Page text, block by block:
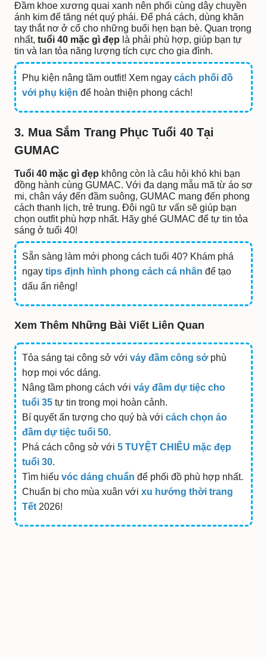
Đầm khoe xương quai xanh nên phối cùng dây chuyền
ánh kim để tăng nét quý phái. Để phá cách, dùng khăn
tay thắt nơ ở cổ cho những buổi hẹn bạn bè. Quan trọng
nhất, tuổi 40 mặc gì đẹp là phải phù hợp, giúp bạn tự
tin và lan tỏa năng lượng tích cực cho gia đình.
Phụ kiện nâng tầm outfit! Xem ngaycách phối đồ
với phụ kiện để hoàn thiện phong cách!
3. Mua Sắm Trang Phục Tuổi 40 Tại
GUMAC
Tuổi 40 mặc gì đẹp không còn là câu hỏi khó khi bạn
đồng hành cùng GUMAC. Với đa dạng mẫu mã từ áo sơ
mi, chân váy đến đầm suông, GUMAC mang đến phong
cách thanh lịch, trẻ trung. Đội ngũ tư vấn sẽ giúp bạn
chọn outfit phù hợp nhất. Hãy ghé GUMAC để tự tin tỏa
sáng ở tuổi 40!
Sẵn sàng làm mới phong cách tuổi 40? Khám phá
ngaytips định hình phong cách cá nhân để tạo
dấu ấn riêng!
Xem Thêm Những Bài Viết Liên Quan
Tỏa sáng tại công sở vớiváy đầm công sởphù
hợp mọi vóc dáng.
Nâng tầm phong cách vớiváy đầm dự tiệc cho
tuổi 35 tự tin trong mọi hoàn cảnh.
Bí quyết ấn tượng cho quý bà vớicách chọn áo
đầm dự tiệc tuổi 50.
Phá cách công sở với5 TUYỆT CHIÊU mặc đẹp
tuổi 30.
Tìm hiểuvóc dáng chuẩn để phối đồ phù hợp nhất.
Chuẩn bị cho mùa xuân vớixu hướng thời trang
Tết 2026!